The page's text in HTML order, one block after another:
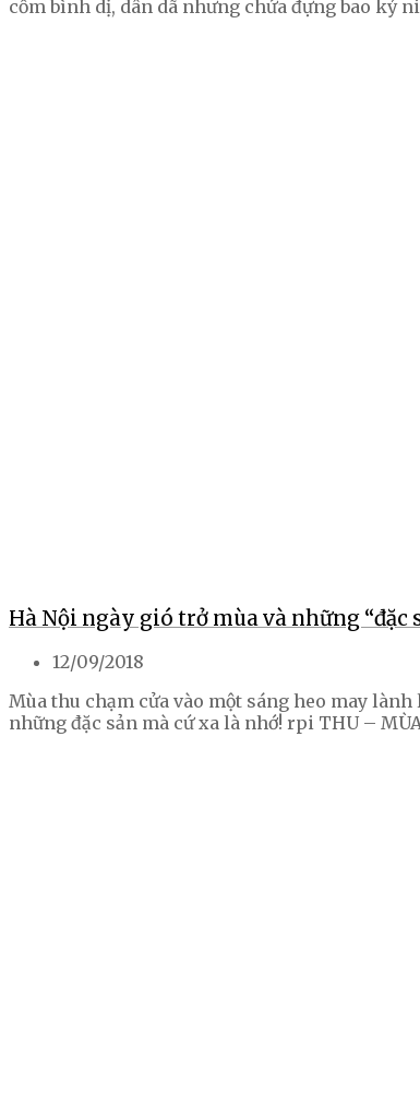
cốm bình dị, dân dã nhưng chứa đựng bao kỷ
Hà Nội ngày gió trở mùa và những “đặc
12/09/2018
Mùa thu chạm cửa vào một sáng heo may
những đặc sản mà cứ xa là nhớ! rpi THU –